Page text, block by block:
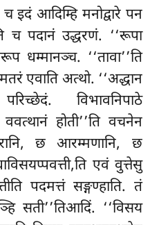
इदं आदिम्हि मनोद्वारे पन
च पदानं उद्धरणं. ‘‘रूपा
धम्मानञ्च. ‘‘तावा’’ति
एवाति अत्थो. ‘‘अद्धान
विभावनिपाठे
होती’’ति वचनेन
छ आरम्मणानि, छ
एवं वुत्तेसु
पदमत्तं सङ्गण्हाति. तं
सती’’तिआदिं. ‘‘विसय